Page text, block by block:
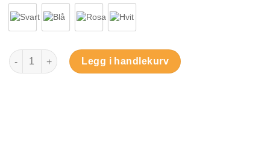
Roterende multihenger antall
Legg i handlekurv